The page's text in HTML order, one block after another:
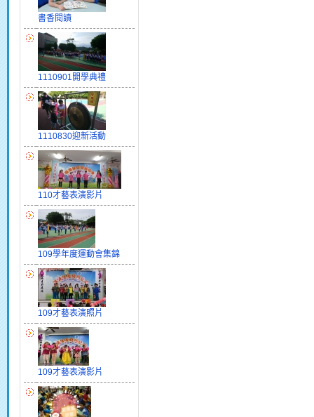
書香閱讀
1110901開學典禮
1110830迎新活動
110才藝表演影片
109學年度運動會集錦
109才藝表演照片
109才藝表演影片